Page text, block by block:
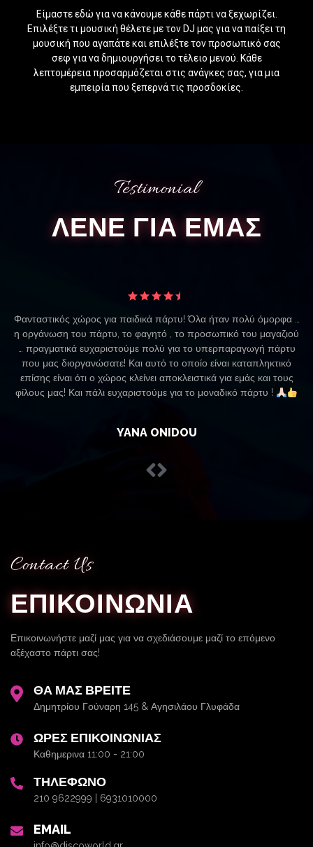
Είμαστε εδώ για να κάνουμε κάθε πάρτι να ξεχωρίζει.
Επιλέξτε τι μουσική θέλετε με τον DJ μας για να παίξει τη
μουσική που αγαπάτε και επιλέξτε τον προσωπικό σας
σεφ για να δημιουργήσει το τέλειο μενού. Κάθε
λεπτομέρεια προσαρμόζεται στις ανάγκες σας, για μια
εμπειρία που ξεπερνά τις προσδοκίες.
Testimonial
ΛΕΝΕ ΓΙΑ ΕΜΑΣ
Φανταστικός χώρος για παιδικά πάρτυ! Όλα ήταν πολύ όμορφα …
η οργάνωση του πάρτυ, το φαγητό , το προσωπικό του μαγαζιού
… πραγματικά ευχαριστούμε πολύ για το υπερπαραγωγή πάρτυ
που μας διοργανώσατε! Και αυτό το οποίο είναι καταπληκτικό
επίσης είναι ότι ο χώρος κλείνει αποκλειστικά για εμάς και τους
φίλους μας! Και πάλι ευχαριστούμε για το μοναδικό πάρτυ !
YANA ONIDOU
Contact Us
ΕΠΙΚΟΙΝΩΝΙΑ
Επικοινωνήστε μαζί μας για να σχεδιάσουμε μαζί το επόμενο
αξέχαστο πάρτι σας!
ΘΑ ΜΑΣ ΒΡΕΙΤΕ
Δημητρίου Γούναρη 145 & Αγησιλάου Γλυφάδα
ΩΡΕΣ ΕΠΙΚΟΙΝΩΝΙΑΣ
Καθημερινα 11:00 - 21:00
ΤΗΛΕΦΩΝΟ
210 9622999 | 6931010000
EMAIL